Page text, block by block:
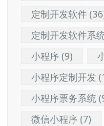
定制开发软件
定制开发软件系
小程序(9)
小程序定制开发
小程序票务系统
微信小程序(7)